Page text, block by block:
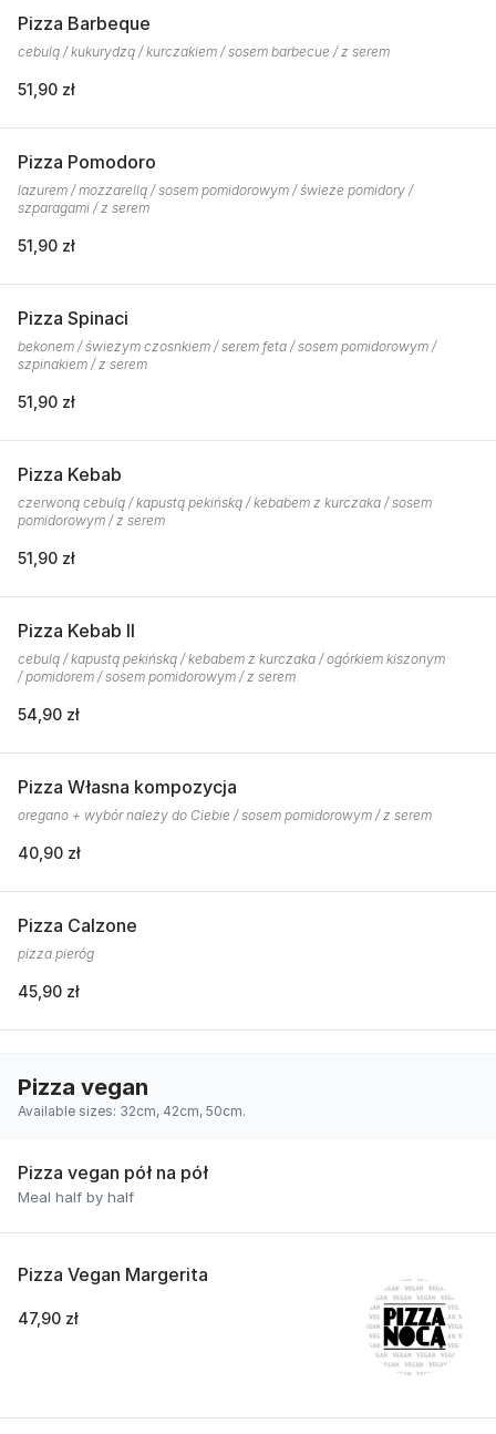
Pizza Barbeque
cebulą / kukurydzą / kurczakiem / sosem barbecue / z serem
51,90 zł
Pizza Pomodoro
lazurem / mozzarellą / sosem pomidorowym / świeże pomidory /
szparagami / z serem
51,90 zł
Pizza Spinaci
bekonem / świeżym czosnkiem / serem feta / sosem pomidorowym /
szpinakiem / z serem
51,90 zł
Pizza Kebab
czerwoną cebulą / kapustą pekińską / kebabem z kurczaka / sosem
pomidorowym / z serem
51,90 zł
Pizza Kebab II
cebulą / kapustą pekińską / kebabem z kurczaka / ogórkiem kiszonym
/ pomidorem / sosem pomidorowym / z serem
54,90 zł
Pizza Własna kompozycja
oregano + wybór należy do Ciebie / sosem pomidorowym / z serem
40,90 zł
Pizza Calzone
pizza pieróg
45,90 zł
Pizza vegan
Available sizes: 32cm, 42cm, 50cm.
Pizza vegan pół na pół
Meal half by half
Pizza Vegan Margerita
47,90 zł